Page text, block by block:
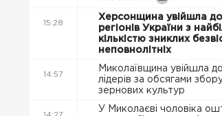
15:28
Херсонщина увійшла до
регіонів України з
кількістю зниклих
неповнолітніх
14:57
Миколаївщина увійшла
лідерів за обсягами
зернових культур
У Миколаєві чоловіка